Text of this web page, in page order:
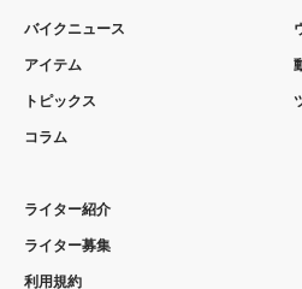
バイクニュース
アイテム
トピックス
コラム
ライター紹介
ライター募集
利用規約